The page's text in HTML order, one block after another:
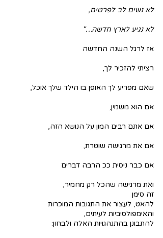
לא נשים לב לפרטים,
לא נגיע לארץ חדשה…"
אז לרגל השנה החדשה
רציתי להזכיר לך,
שאם מפריע לך האופן בו הילד שלך אוכל,
אם הוא משמין,
אם אתם רבים המון על הנושא הזה,
אם את מרגישה שוטרת,
אם כבר ניסית ככ הרבה דברים
ואת מרגישה שהכל רק מחמיר,
זה סימן
להאט, לעצור את התגובות המוכרות
והאימפולסיביות לעיתים,
להתבונן בהתנהגויות האלה ולבחון: